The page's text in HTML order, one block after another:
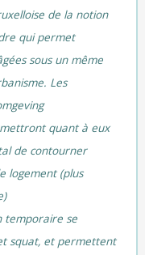
de la notion
qui permet
sous un même
Les
quant à eux
de contourner
logement (plus
)
temporaire se
squat, et permettent